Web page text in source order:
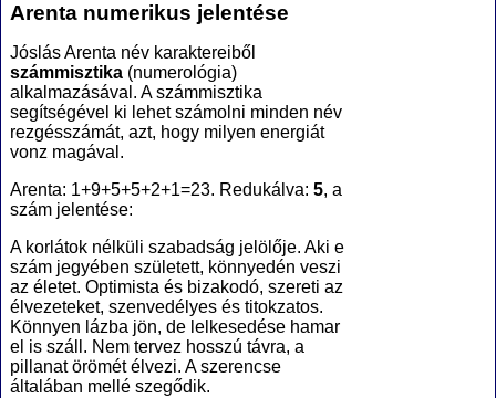
Arenta numerikus jelentése
Jóslás Arenta név karaktereiből
számmisztika (numerológia)
alkalmazásával. A számmisztika
segítségével ki lehet számolni minden név
rezgésszámát, azt, hogy milyen energiát
vonz magával.
Arenta: 1+9+5+5+2+1=23. Redukálva: 5, a
szám jelentése:
A korlátok nélküli szabadság jelölője. Aki e
szám jegyében született, könnyedén veszi
az életet. Optimista és bizakodó, szereti az
élvezeteket, szenvedélyes és titokzatos.
Könnyen lázba jön, de lelkesedése hamar
el is száll. Nem tervez hosszú távra, a
pillanat örömét élvezi. A szerencse
általában mellé szegődik.